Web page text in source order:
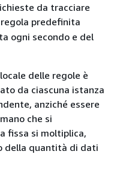
da tracciare
regola predefinita
ogni secondo e del
delle regole è
da ciascuna istanza
anziché essere
che si
fissa si moltiplica,
della quantità di dati